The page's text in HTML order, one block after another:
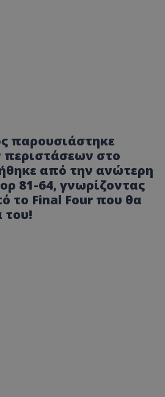
παρουσιάστηκε
στο
από την ανώτερη
81-64, γνωρίζοντας
το Final Four που θα
του!